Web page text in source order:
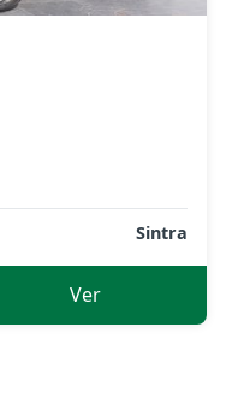
Sintra
Ver